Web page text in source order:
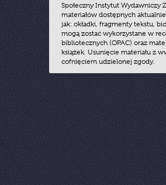
Społeczny Instytut Wydawniczy
materiałów dostępnych
jak: okładki, fragmenty tekstu,
mogą zostać wykorzystane w
bibliotecznych (OPAC) oraz
książek. Usunięcie materiału z
cofnięciem udzielonej zgody.